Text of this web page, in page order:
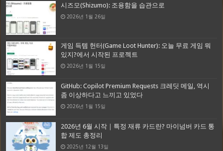
시즈모(Shizumo): 조용함을 습관으로
2026년 1월 26일
게임 득템 헌터(Game Loot Hunter): 오늘 무료 게임 뭐
있지?에서 시작된 프로젝트
2026년 1월 15일
GitHub: Copilot Premium Requests 크레딧 메일, 역시
좀 이상하다고 느끼고 있었다
2026년 1월 15일
2026년 6월 시작｜특정 재류 카드란? 마이넘버 카드 통
합 제도 총정리
2025년 12월 13일